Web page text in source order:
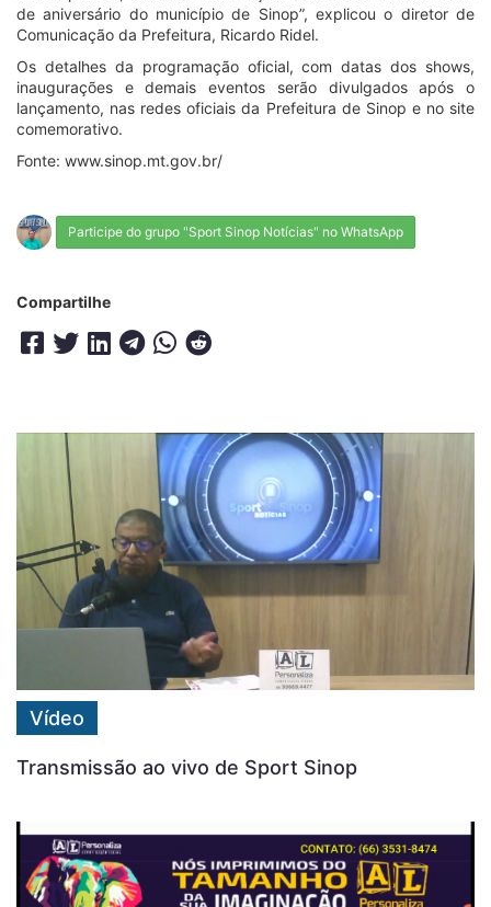
de aniversário do município de Sinop”, explicou o diretor de
Comunicação da Prefeitura, Ricardo Ridel.
Os detalhes da programação oficial, com datas dos shows,
inaugurações e demais eventos serão divulgados após o
lançamento, nas redes oficiais da Prefeitura de Sinop e no site
comemorativo.
Fonte: www.sinop.mt.gov.br/
Participe do grupo "Sport Sinop Notícias" no WhatsApp
Compartilhe
Vídeo
Transmissão ao vivo de Sport Sinop